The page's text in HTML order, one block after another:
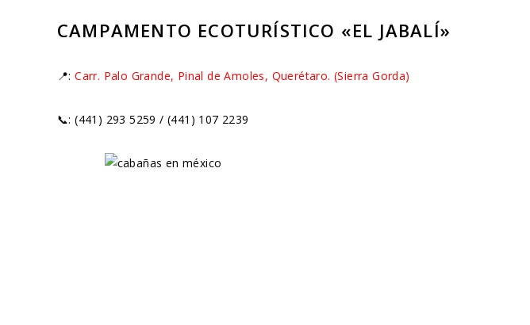
CAMPAMENTO ECOTURÍSTICO «EL JABALÍ»
📍:Carr. Palo Grande, Pinal de Amoles, Querétaro. (Sierra Gorda)
📞: (441) 293 5259 / (441) 107 2239